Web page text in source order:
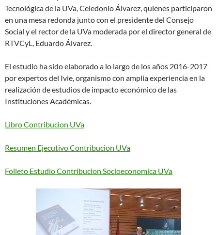
Tecnológica de la UVa, Celedonio Álvarez, quienes participaron
en una mesa redonda junto con el presidente del Consejo
Social y el rector de la UVa moderada por el director general de
RTVCyL, Eduardo Álvarez.
El estudio ha sido elaborado a lo largo de los años 2016-2017
por expertos del Ivie, organismo con amplia experiencia en la
realización de estudios de impacto económico de las
Instituciones Académicas.
Libro Contribucion UVa
Resumen Ejecutivo Contribucion UVa
Folleto Estudio Contribucion Socioeconomica UVa